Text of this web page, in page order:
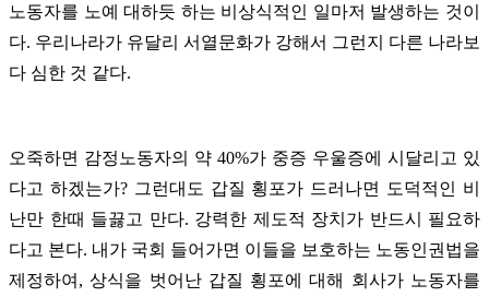
노동자를 노예 대하듯 하는 비상식적인 일마저 발생하는 것이
다. 우리나라가 유달리 서열문화가 강해서 그런지 다른 나라보
다 심한 것 같다.
오죽하면 감정노동자의 약 40%가 중증 우울증에 시달리고 있
다고 하겠는가? 그런대도 갑질 횡포가 드러나면 도덕적인 비
난만 한때 들끓고 만다. 강력한 제도적 장치가 반드시 필요하
다고 본다. 내가 국회 들어가면 이들을 보호하는 노동인권법을
제정하여, 상식을 벗어난 갑질 횡포에 대해 회사가 노동자를